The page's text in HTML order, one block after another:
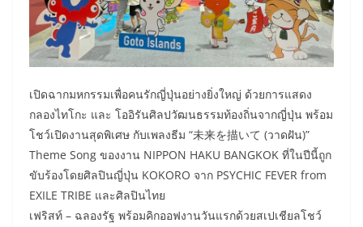
เปิดฉากมหกรรมเพื่อคนรักญี่ปุ่นอย่างยิ่งใหญ่ ด้วยการแสดง
กลองไทโกะ และ โออิรันศิลปวัฒนธรรมท้องถิ่นจากญี่ปุ่น พร้อม
โชว์เปิดงานสุดพิเศษ กับเพลงธีม “未来を描いて (วาดฝัน)”
Theme Song ของงาน NIPPON HAKU BANGKOK ที่ในปีนี้ถูก
ขับร้องโดยศิลปินญี่ปุ่น KOKORO จาก PSYCHIC FEVER from
EXILE TRIBE และศิลปินไทย
เฟริสท์ – ฉลองรัฐ พร้อมคิกออฟงานวันแรกด้วยสเปเชียลโชว์